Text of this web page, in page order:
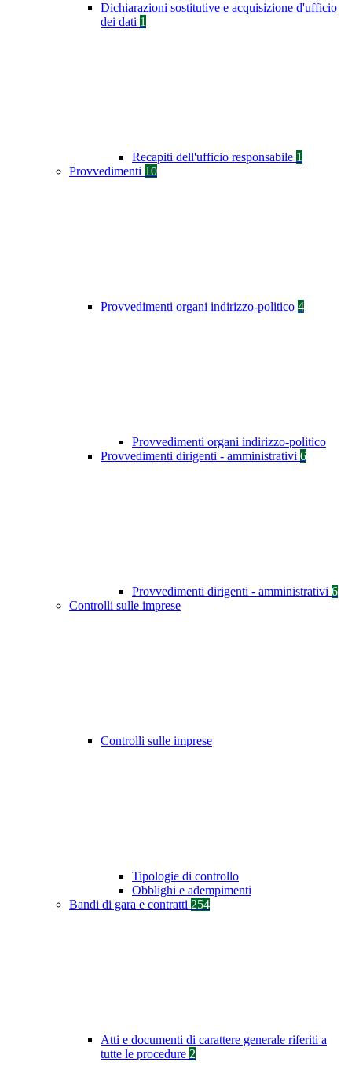
Dichiarazioni sostitutive e acquisizione d'ufficio
dei dati 1
Recapiti dell'ufficio responsabile 1
Provvedimenti 10
Provvedimenti organi indirizzo-politico 4
Provvedimenti organi indirizzo-politico
Provvedimenti dirigenti - amministrativi 6
Provvedimenti dirigenti - amministrativi 6
Controlli sulle imprese
Controlli sulle imprese
Tipologie di controllo
Obblighi e adempimenti
Bandi di gara e contratti 254
Atti e documenti di carattere generale riferiti a
tutte le procedure 2